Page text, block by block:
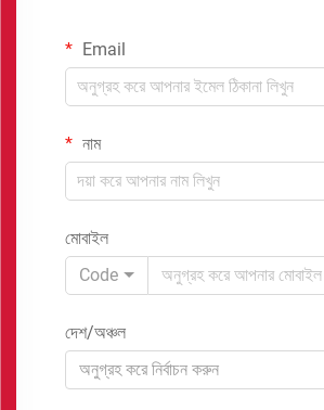
Email
নাম
মোবাইল
Code
দেশ/অঞ্চল
অনুগ্রহ করে নির্বাচন করুন